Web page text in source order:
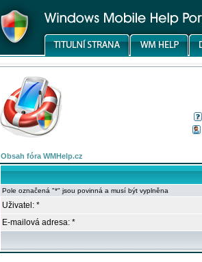
Obsah fóra WMHelp.cz
Pole označená "*" jsou povinná a musí být vyplněna
Uživatel: *
E-mailová adresa: *